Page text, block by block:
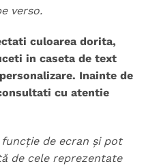
verso.
culoarea dorita,
in caseta de text
Inainte de
cu atentie
de ecran și pot
de cele reprezentate